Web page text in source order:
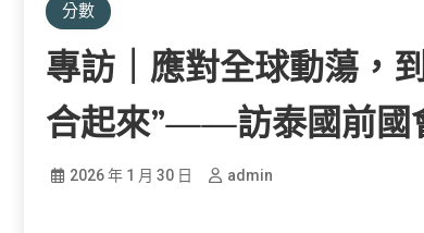
分數
專訪｜應對全球動蕩，
合起來”——訪泰國前國
2026 年 1 月 30 日 admin